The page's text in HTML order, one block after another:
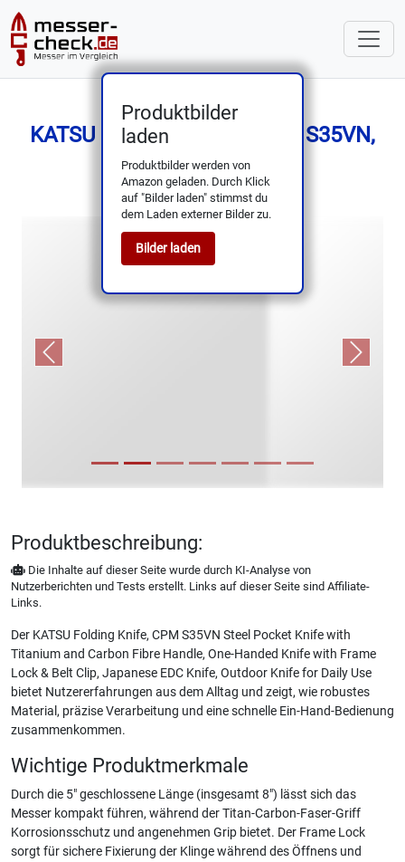
Produktbilder
laden
Produktbilder werden von
Amazon geladen. Durch Klick
auf "Bilder laden" stimmst du
dem Laden externer Bilder zu.
Bilder laden
KATSU Folding Knife – CPM S35VN,
Titan/Carbon Griff
Previous Next
Produktbeschreibung:
Die Inhalte auf dieser Seite wurde durch KI-Analyse von
Nutzerberichten und Tests erstellt. Links auf dieser Seite sind Affiliate-
Links.
Der KATSU Folding Knife, CPM S35VN Steel Pocket Knife with
Titanium and Carbon Fibre Handle, One-Handed Knife with Frame
Lock & Belt Clip, Japanese EDC Knife, Outdoor Knife for Daily Use
bietet Nutzererfahrungen aus dem Alltag und zeigt, wie robustes
Material, präzise Verarbeitung und eine schnelle Ein-Hand-Bedienung
zusammenkommen.
Wichtige Produktmerkmale
Durch die 5" geschlossene Länge (insgesamt 8") lässt sich das
Messer kompakt führen, während der Titan-Carbon-Faser-Griff
Korrosionsschutz und angenehmen Grip bietet. Der Frame Lock
sorgt für sichere Fixierung der Klinge während des Öffnens und